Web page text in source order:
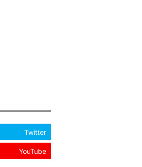
Twitter
YouTube